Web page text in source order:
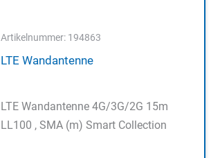
Artikelnummer: 194863
LTE Wandantenne
LTE Wandantenne 4G/3G/2G 15m
LL100 , SMA (m) Smart Collection